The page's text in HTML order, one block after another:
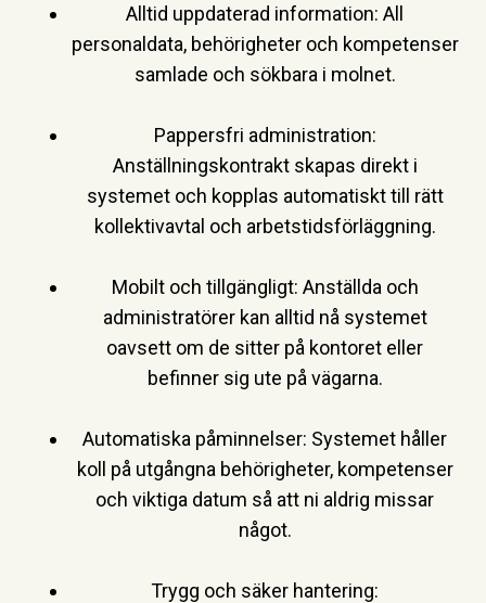
Alltid uppdaterad information: All
personaldata, behörigheter och kompetenser
samlade och sökbara i molnet.
Pappersfri administration:
Anställningskontrakt skapas direkt i
systemet och kopplas automatiskt till rätt
kollektivavtal och arbetstidsförläggning.
Mobilt och tillgängligt: Anställda och
administratörer kan alltid nå systemet
oavsett om de sitter på kontoret eller
befinner sig ute på vägarna.
Automatiska påminnelser: Systemet håller
koll på utgångna behörigheter, kompetenser
och viktiga datum så att ni aldrig missar
något.
Trygg och säker hantering: